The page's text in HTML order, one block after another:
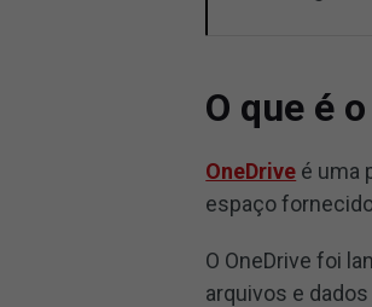
O que é
OneDrive é uma
espaço
O OneDrive foi
arquivos e